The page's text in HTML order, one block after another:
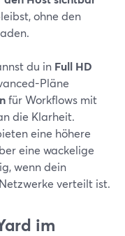
ohne den
du in Full HD
Pläne
für Workflows mit
die Klarheit.
eine höhere
eine wackelige
wenn dein
verteilt ist.
im